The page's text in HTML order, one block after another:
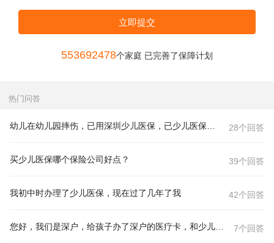
立即提交
553692570个家庭 已完善了保障计划
热门问答
28个回答
39个回答
买少儿医保哪个保险公司好点？
42个回答
我初中时办理了少儿医保，现在过了几年了我
7个回答